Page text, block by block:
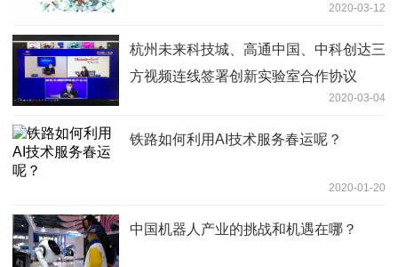
2020-03-12
杭州未来科技城、高通中国、中科创达三
方视频连线签署创新实验室合作协议
2020-03-04
铁路如何利用AI技术服务春运呢？
2020-01-20
中国机器人产业的挑战和机遇在哪？